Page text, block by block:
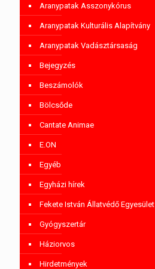
Aranypatak Asszonykórus
Aranypatak Kulturális Alapítvány
Aranypatak Vadásztársaság
Bejegyzés
Beszámolók
Bölcsőde
Cantate Animae
E.ON
Egyéb
Egyházi hírek
Fekete István Állatvédő Egyesület
Gyógyszertár
Háziorvos
Hirdetmények